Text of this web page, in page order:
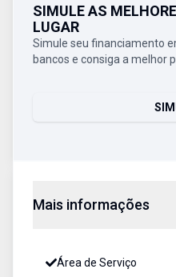
SIMULE AS
LUGAR
Simule seu financiamento
bancos e consiga a melhor
Mais informações
Área de Serviço